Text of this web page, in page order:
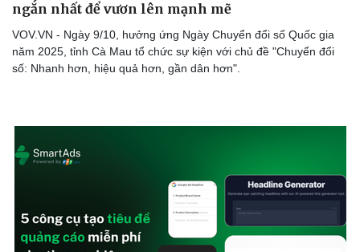
ngắn nhất để vươn lên mạnh mẽ
VOV.VN - Ngày 9/10, hưởng ứng Ngày Chuyển đổi số Quốc gia
năm 2025, tỉnh Cà Mau tổ chức sự kiện với chủ đề "Chuyển đổi
số: Nhanh hơn, hiệu quả hơn, gần dân hơn".